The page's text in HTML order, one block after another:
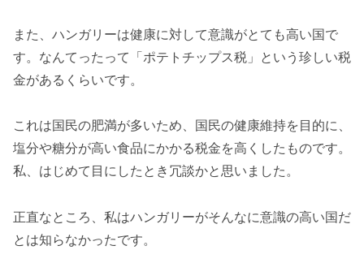
また、ハンガリーは健康に対して意識がとても高い国で
す。なんてったって「ポテトチップス税」という珍しい税
金があるくらいです。
これは国民の肥満が多いため、国民の健康維持を目的に、
塩分や糖分が高い食品にかかる税金を高くしたものです。
私、はじめて目にしたとき冗談かと思いました。
正直なところ、私はハンガリーがそんなに意識の高い国だ
とは知らなかったです。